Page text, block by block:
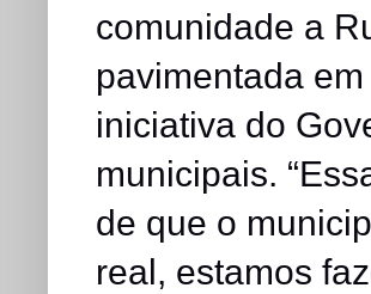
comunidade a
pavimentada
iniciativa do
municipais.
de que o
real, estamos